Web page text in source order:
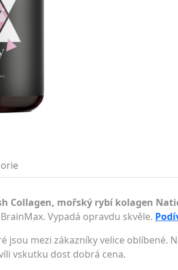
Collagen, mořský rybí kolagen
Vypadá opravdu skvěle.
jsou mezi zákazníky velice oblíbené.
vskutku dost dobrá cena.